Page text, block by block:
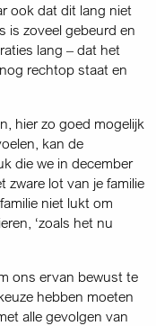
ook dat dit lang niet
is zoveel gebeurd en
lang – dat het
rechtop staat en
hier zo goed mogelijk
kan de
die we in december
zware lot van je familie
niet lukt om
‘zoals het nu
ons ervan bewust te
hebben moeten
alle gevolgen van